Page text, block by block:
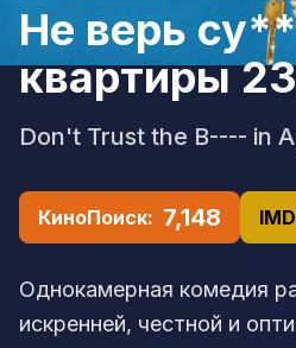
Не верь
квартиры 23
Don't Trust the B---- in
КиноПоиск: 7,148
Однокамерная комедия
искренней, честной и